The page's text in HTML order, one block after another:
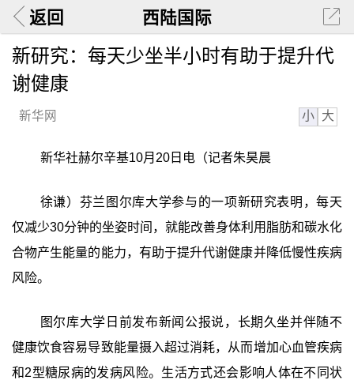
返回 西陆国际
新研究：每天少坐半小时有助于提升代
谢健康
新华网 小 大
新华社赫尔辛基10月20日电（记者朱昊晨
徐谦）芬兰图尔库大学参与的一项新研究表明，每天
仅减少30分钟的坐姿时间，就能改善身体利用脂肪和碳水化
合物产生能量的能力，有助于提升代谢健康并降低慢性疾病
风险。
图尔库大学日前发布新闻公报说，长期久坐并伴随不
健康饮食容易导致能量摄入超过消耗，从而增加心血管疾病
和2型糖尿病的发病风险。生活方式还会影响人体在不同状